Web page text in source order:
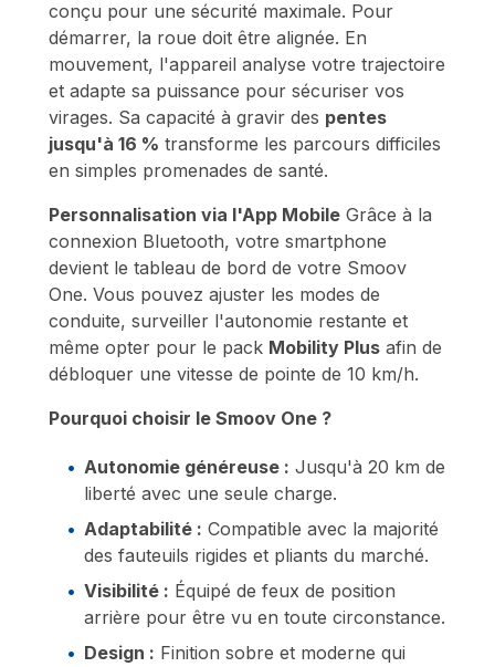
conçu pour une sécurité maximale. Pour
démarrer, la roue doit être alignée. En
mouvement, l'appareil analyse votre trajectoire
et adapte sa puissance pour sécuriser vos
virages. Sa capacité à gravir des pentes
jusqu'à 16 % transforme les parcours difficiles
en simples promenades de santé.
Personnalisation via l'App Mobile Grâce à la
connexion Bluetooth, votre smartphone
devient le tableau de bord de votre Smoov
One. Vous pouvez ajuster les modes de
conduite, surveiller l'autonomie restante et
même opter pour le pack Mobility Plus afin de
débloquer une vitesse de pointe de 10 km/h.
Pourquoi choisir le Smoov One ?
Autonomie généreuse : Jusqu'à 20 km de
liberté avec une seule charge.
Adaptabilité : Compatible avec la majorité
des fauteuils rigides et pliants du marché.
Visibilité : Équipé de feux de position
arrière pour être vu en toute circonstance.
Design : Finition sobre et moderne qui